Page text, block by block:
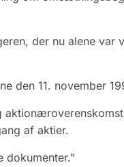
der nu alene
den 11. november
af aktier.
dokumenter."